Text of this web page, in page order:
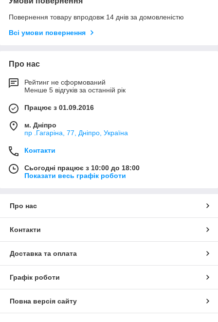
Повернення товару впродовж 14 днів за домовленістю
Всі умови повернення
Про нас
Рейтинг не сформований
Менше 5 відгуків за останній рік
Працює з 01.09.2016
м. Дніпро
пр .Гагаріна, 77, Дніпро, Україна
Контакти
Сьогодні працює з 10:00 до 18:00
Показати весь графік роботи
Про нас
Контакти
Доставка та оплата
Графік роботи
Повна версія сайту